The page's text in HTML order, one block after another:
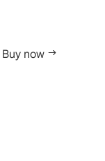
Buy now